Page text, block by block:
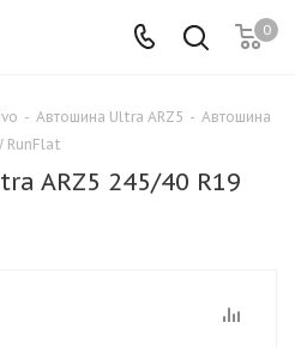
0
- Автошина Ultra ARZ5 - Автошина
RunFlat
ARZ5 245/40 R19